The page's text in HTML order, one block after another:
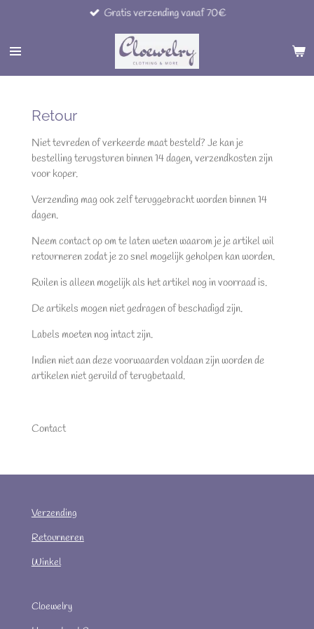
naar
hoofdinhoud
Gratis verzending vanaf 70€
Retour
Niet tevreden of verkeerde maat besteld? Je kan je
bestelling terugsturen binnen 14 dagen, verzendkosten zijn
voor koper.
Verzending mag ook zelf teruggebracht worden binnen 14
dagen.
Neem contact op om te laten weten waarom je je artikel wil
retourneren zodat je zo snel mogelijk geholpen kan worden.
Ruilen is alleen mogelijk als het artikel nog in voorraad is.
De artikels mogen niet gedragen of beschadigd zijn.
Labels moeten nog intact zijn.
Indien niet aan deze voorwaarden voldaan zijn worden de
artikelen niet geruild of terugbetaald.
Contact
Verzending
Retourneren
Winkel
Cloewelry